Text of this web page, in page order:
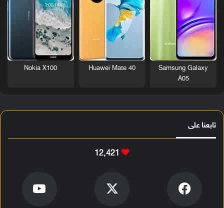
Samsung Galaxy
A05
Huawei Mate 40
Nokia X100
تابعنا على
12٬421